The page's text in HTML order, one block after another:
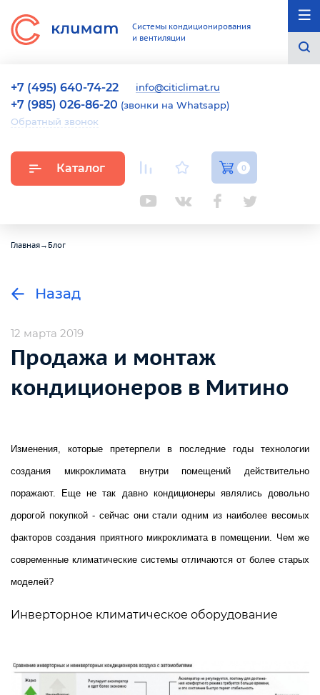
Системы кондиционирования
и вентиляции
+7 (495) 640-74-22 info@citiclimat.ru
+7 (985) 026-86-20 (звонки на Whatsapp)
Обратный звонок
Каталог 0
Главная→ Блог
Назад
12 марта 2019
Продажа и монтаж
кондиционеров в Митино
Изменения, которые претерпели в последние годы технологии
создания микроклимата внутри помещений действительно
поражают. Еще не так давно кондиционеры являлись довольно
дорогой покупкой - сейчас они стали одним из наиболее весомых
факторов создания приятного микроклимата в помещении. Чем же
современные климатические системы отличаются от более старых
моделей?
Инверторное климатическое оборудование